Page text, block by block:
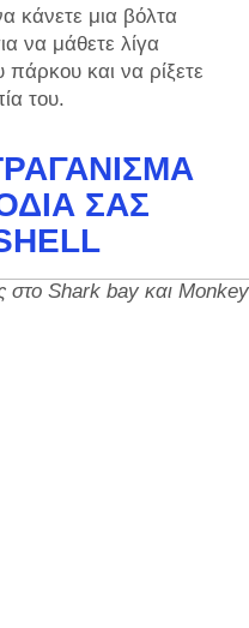
κάνετε μια βόλτα
να μάθετε λίγα
πάρκου και να ρίξετε
του.
ΣΑΣ